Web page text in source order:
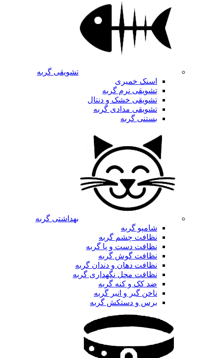
تشویقی گربه
اسنک خمیری
تشویقی نرم گربه
تشویقی خشک و دنتال
تشویقی مدادی گربه
بستنی گربه
بهداشتی گربه
شامپو گربه
نظافت چشم گربه
نظافت دست و پا گربه
نظافت گوش گربه
نظافت دهان و دندان گربه
نظافت محل نگهداری گربه
ضد کک و کنه گربه
ناخن گیر و انبر گربه
برس و دستکش گربه